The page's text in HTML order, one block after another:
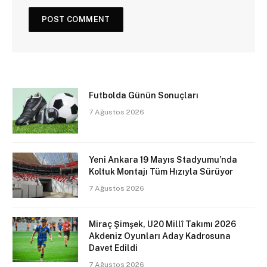
Futbolda Günün Sonuçları
7 Ağustos 2026
Yeni Ankara 19 Mayıs Stadyumu’nda
Koltuk Montajı Tüm Hızıyla Sürüyor
7 Ağustos 2026
Miraç Şimşek, U20 Millî Takımı 2026
Akdeniz Oyunları Aday Kadrosuna
Davet Edildi
7 Ağustos 2026